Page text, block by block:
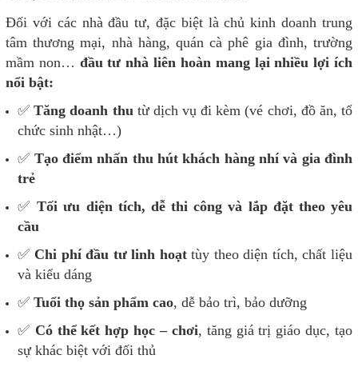
Đối với các nhà đầu tư, đặc biệt là chủ kinh doanh trung
tâm thương mại, nhà hàng, quán cà phê gia đình, trường
mầm non… đầu tư nhà liên hoàn mang lại nhiều lợi ích
nổi bật:
✅Tăng doanh thu từ dịch vụ đi kèm (vé chơi, đồ ăn, tổ
chức sinh nhật…)
✅ Tạo điểm nhấn thu hút khách hàng nhí và gia đình
trẻ
✅Tối ưu diện tích, dễ thi công và lắp đặt theo yêu
cầu
✅ Chi phí đầu tư linh hoạttùy theo diện tích, chất liệu
và kiểu dáng
✅ Tuổi thọ sản phẩm cao, dễ bảo trì, bảo dưỡng
✅ Có thể kết hợp học – chơi, tăng giá trị giáo dục, tạo
sự khác biệt với đối thủ